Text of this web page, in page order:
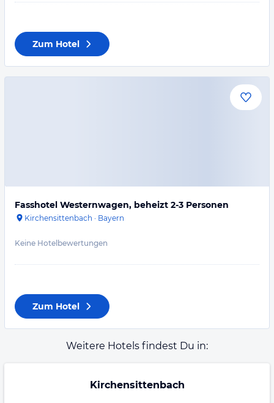
Zum Hotel
Fasshotel Westernwagen, beheizt 2-3 Personen
Kirchensittenbach · Bayern
Keine Hotelbewertungen
Zum Hotel
Weitere Hotels findest Du in:
Kirchensittenbach